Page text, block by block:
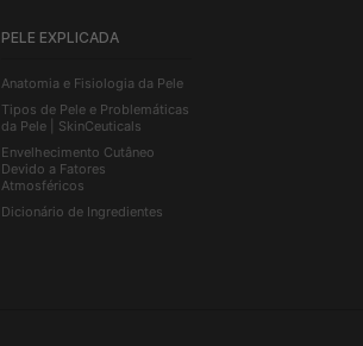
PELE EXPLICADA
Anatomia e Fisiologia da Pele
Tipos de Pele e Problemáticas
da Pele | SkinCeuticals
Envelhecimento Cutâneo
Devido a Fatores
Atmosféricos
Dicionário de Ingredientes